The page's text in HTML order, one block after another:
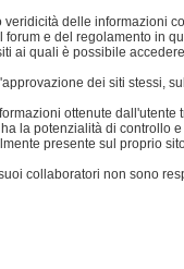
delle informazioni
e del regolamento in
ai quali è possibile
dei siti stessi,
ottenute dall'utente
la potenzialità di controllo e
presente sul proprio
collaboratori non sono